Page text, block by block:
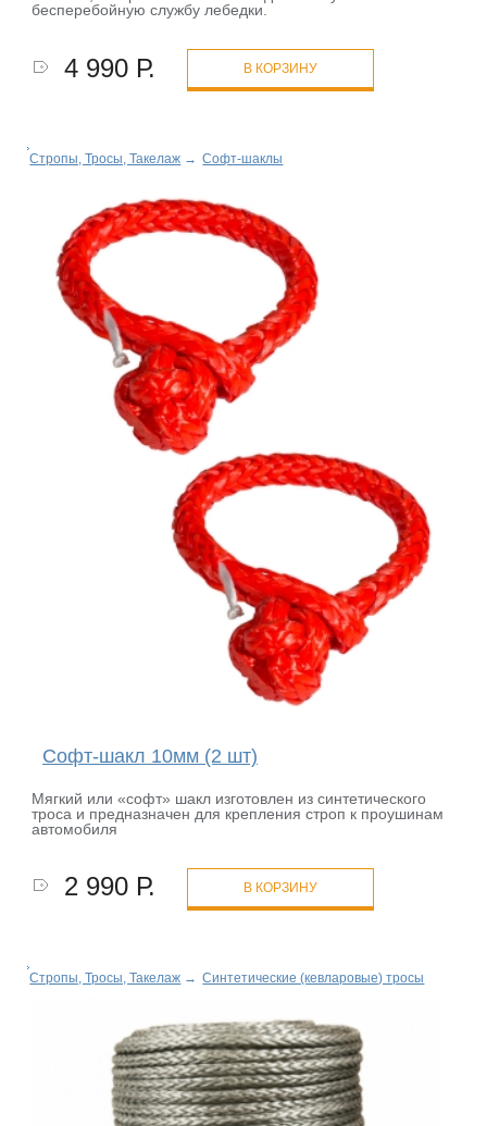
бесперебойную службу лебедки.
4 990 Р. В КОРЗИНУ
Стропы, Тросы, Такелаж → Софт-шаклы
Софт-шакл 10мм (2 шт)
Мягкий или «софт» шакл изготовлен из синтетического
троса и предназначен для крепления строп к проушинам
автомобиля
2 990 Р. В КОРЗИНУ
Стропы, Тросы, Такелаж → Синтетические (кевларовые) тросы